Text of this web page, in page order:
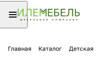
Главная Каталог Детская